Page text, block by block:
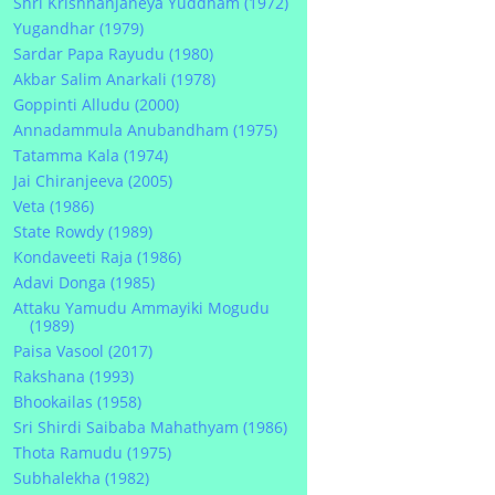
Yugandhar (1979)
Sardar Papa Rayudu (1980)
Akbar Salim Anarkali (1978)
Goppinti Alludu (2000)
Annadammula Anubandham (1975)
Tatamma Kala (1974)
Jai Chiranjeeva (2005)
Veta (1986)
State Rowdy (1989)
Kondaveeti Raja (1986)
Adavi Donga (1985)
Attaku Yamudu Ammayiki Mogudu
(1989)
Paisa Vasool (2017)
Rakshana (1993)
Bhookailas (1958)
Sri Shirdi Saibaba Mahathyam (1986)
Thota Ramudu (1975)
Subhalekha (1982)